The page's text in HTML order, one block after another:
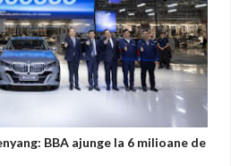
BBA ajunge la 6 milioane de